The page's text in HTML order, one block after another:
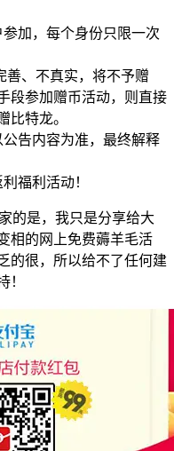
加，每个身份只限一次
善、不真实，将不予赠
段参加赠币活动，则直接
比特龙。
告内容为准，最终解释
福利活动！
的是，我只是分享给大
相的网上免费薅羊毛活
的很，所以给不了任何建
！